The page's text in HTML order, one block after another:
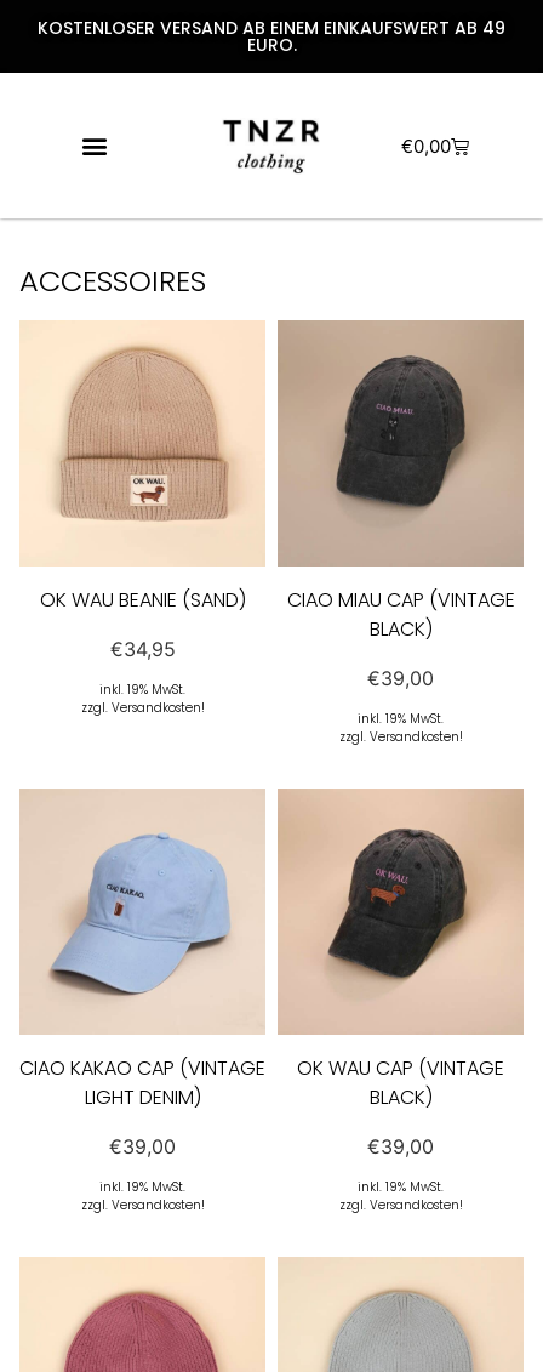
KOSTENLOSER VERSAND AB EINEM EINKAUFSWERT AB 49
EURO.
€0,00
ACCESSOIRES
OK WAU BEANIE (SAND)
€34,95
inkl. 19% MwSt.
zzgl. Versandkosten!
CIAO MIAU CAP (VINTAGE
BLACK)
€39,00
inkl. 19% MwSt.
zzgl. Versandkosten!
CIAO KAKAO CAP (VINTAGE
LIGHT DENIM)
€39,00
inkl. 19% MwSt.
zzgl. Versandkosten!
OK WAU CAP (VINTAGE
BLACK)
€39,00
inkl. 19% MwSt.
zzgl. Versandkosten!